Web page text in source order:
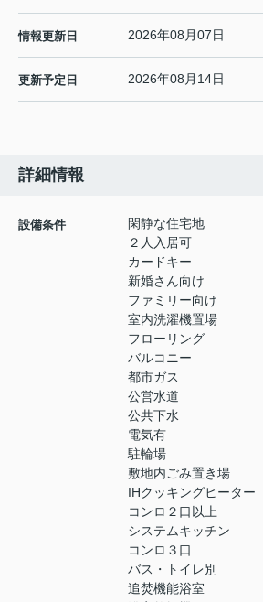
情報更新日 2026年08月07日
更新予定日 2026年08月14日
詳細情報
設備条件
閑静な住宅地
２人入居可
カードキー
新婚さん向け
ファミリー向け
室内洗濯機置場
フローリング
バルコニー
都市ガス
公営水道
公共下水
電気有
駐輪場
敷地内ごみ置き場
IHクッキングヒーター
コンロ２口以上
システムキッチン
コンロ３口
バス・トイレ別
追焚機能浴室